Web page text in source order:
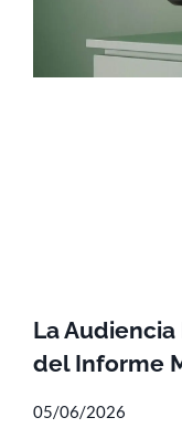
La
del Informe
05/06/2026